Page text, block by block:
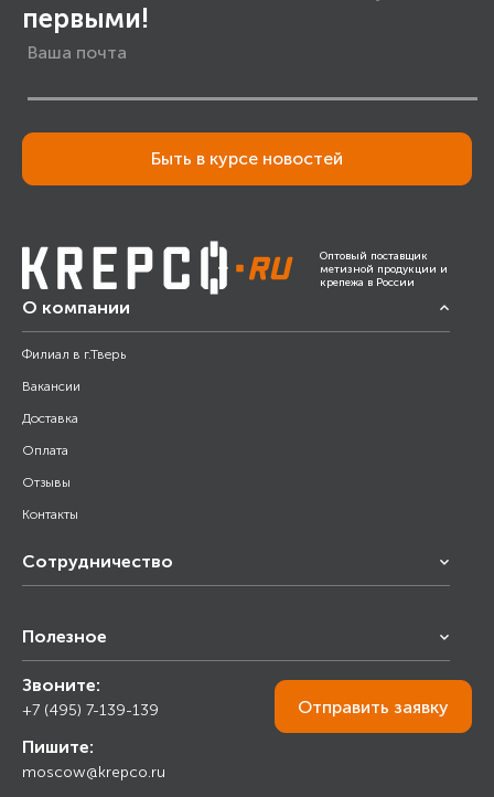
первыми!
Быть в курсе новостей
Оптовый поставщик
метизной продукции и
крепежа в России
О компании
Филиал в г.Тверь
Вакансии
Доставка
Оплата
Отзывы
Контакты
Сотрудничество
Снабжение строительства
Торговым организациям
Полезное
Калькулятор
Прайс лист
Ответы на вопросы
Блог
Звоните:
+7 (495) 7-139-139
Пишите:
moscow@krepco.ru
Отправить заявку